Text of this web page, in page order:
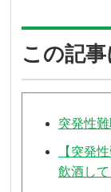
この記
突発性
【突発
飲酒して